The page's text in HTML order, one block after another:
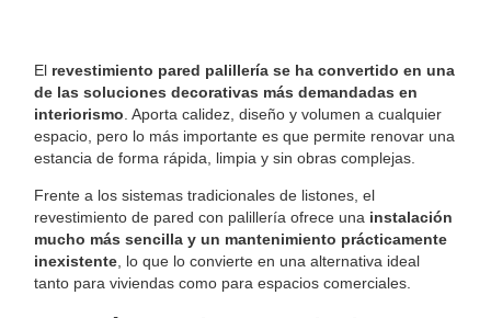
El revestimiento pared palillería se ha convertido en una
de las soluciones decorativas más demandadas en
interiorismo . Aporta calidez, diseño y volumen a cualquier
espacio, pero lo más importante es que permite renovar una
estancia de forma rápida, limpia y sin obras complejas.
Frente a los sistemas tradicionales de listones, el
revestimiento de pared con palillería ofrece una instalación
mucho más sencilla y un mantenimiento prácticamente
inexistente , lo que lo convierte en una alternativa ideal
tanto para viviendas como para espacios comerciales.